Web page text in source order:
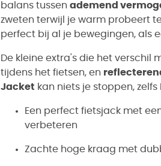
balans tussen ademend
zweten terwijl je warm probeert
perfect bij al je bewegingen, als
De kleine extra's die het verschil
tijdens het fietsen, en
Jacket kan niets je stoppen,
Een perfect fietsjack met
verbeteren
Zachte hoge kraag met